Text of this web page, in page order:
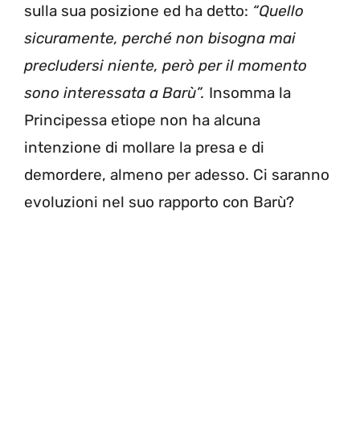
sulla sua posizione ed ha detto: “Quello
sicuramente, perché non bisogna mai
precludersi niente, però per il momento
sono interessata a Barù”. Insomma la
Principessa etiope non ha alcuna
intenzione di mollare la presa e di
demordere, almeno per adesso. Ci saranno
evoluzioni nel suo rapporto con Barù?